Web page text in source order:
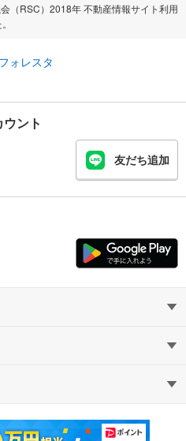
（RSC）2018年 不動産情報サイト利用
ォレスタ
ント
友だち追加
中古マンション
教えて！住まいの先生